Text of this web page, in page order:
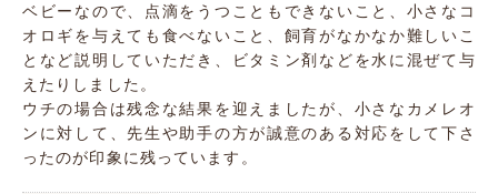
ベビーなので、点滴をうつこともできないこと、小さなコ
オロギを与えても食べないこと、飼育がなかなか難しいこ
となど説明していただき、ビタミン剤などを水に混ぜて与
えたりしました。
ウチの場合は残念な結果を迎えましたが、小さなカメレオ
ンに対して、先生や助手の方が誠意のある対応をして下さ
ったのが印象に残っています。